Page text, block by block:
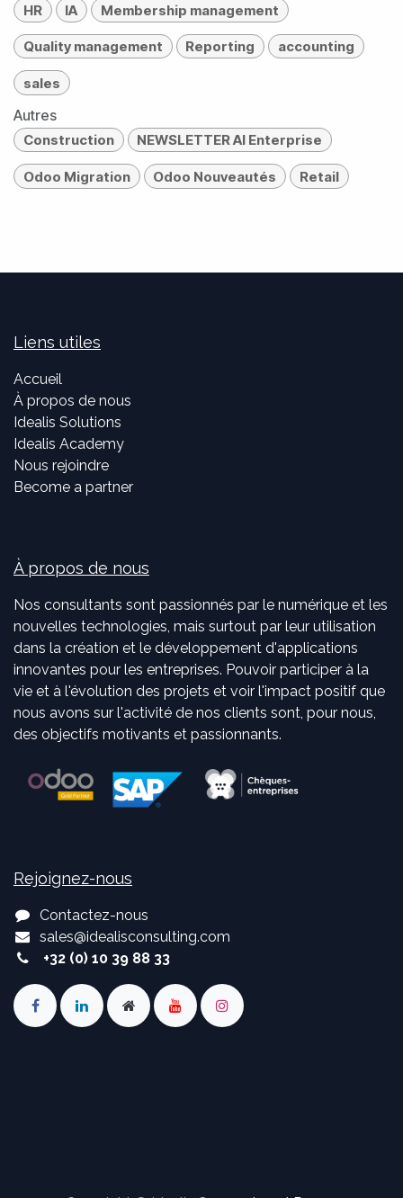
HR IA Membership management
Quality management Reporting accounting
sales
Autres
Construction NEWSLETTER AI Enterprise
Odoo Migration Odoo Nouveautés Retail
Liens utiles
Accueil
À propos de nous
Idealis Solutions
Idealis Academy
Nous rejoindre
Become a partner
À propos de nous
Nos consultants sont passionnés par le numérique et les
nouvelles technologies, mais surtout par leur utilisation
dans la création et le développement d'applications
innovantes pour les entreprises. Pouvoir participer à la
vie et à l'évolution des projets et voir l'impact positif que
nous avons sur l'activité de nos clients sont, pour nous,
des objectifs motivants et passionnants.
Rejoignez-nous
Contactez-nous
sales@idealisconsulting.com
+32 (0) 10 39 88 33